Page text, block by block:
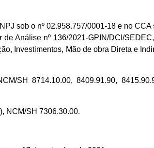
sob o nº 02.958.757/0001-18 e no
Análise nº 136/2021-GPIN/DCI/
Investimentos, Mão de obra Direta e
SH 8714.10.00, 8409.91.90,
NCM/SH 7306.30.00.